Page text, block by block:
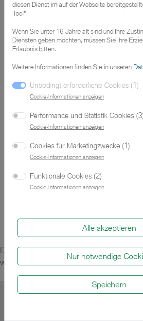
BMW und MINI
Neufahrzeuge
Zu den Gebraucht- und
Zu den sofort verfügbaren MINIs
Das angeforderte Fahrzeug konnte
werden.Neue Suche
diesen Dienst im auf der Webseite
Tool".
Wenn Sie unter 16 Jahre alt sind und Ihre
Diensten geben möchten, müssen Sie Ihre
Erlaubnis bitten.
Weitere Informationen finden Sie in unseren
Unbedingt erforderliche Cookies (1)
Cookie-Informationen anzeigen
Performance und Statistik Cookies
Cookie-Informationen anzeigen
Cookies für Marketingzwecke (1)
Cookie-Informationen anzeigen
Funktionale Cookies (2)
Cookie-Informationen anzeigen
Alle akzeptieren
Nur notwendige
Speichern